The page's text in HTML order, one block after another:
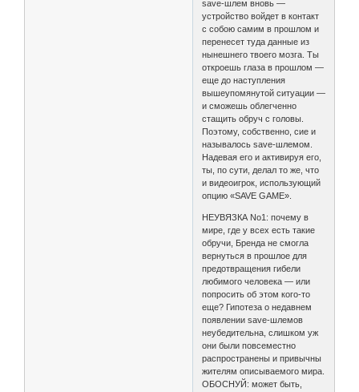
save-шлем вновь —
устройство войдет в контакт
с собою самим в прошлом и
перенесет туда данные из
нынешнего твоего мозга. Ты
откроешь глаза в прошлом —
еще до наступления
вышеупомянутой ситуации —
и сможешь облегченно
стащить обруч с головы.
Поэтому, собственно, сие и
называлось save-шлемом.
Надевая его и активируя его,
ты, по сути, делал то же, что
и видеоигрок, использующий
опцию «SAVE GAME».
НЕУВЯЗКА No1: почему в
мире, где у всех есть такие
обручи, Бренда не смогла
вернуться в прошлое для
предотвращения гибели
любимого человека — или
попросить об этом кого-то
еще? Гипотеза о недавнем
появлении save-шлемов
неубедительна, слишком уж
они были повсеместно
распространены и привычны
жителям описываемого мира.
ОБОСНУЙ: может быть,